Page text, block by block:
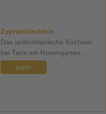
Zypriankirchlein
Das spätromanische Kirchlein
bei Tiers am Rosengarten ...
mehr